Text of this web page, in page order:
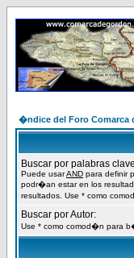
�ndice del Foro Comarca
Buscar por palabras
Puede usarAND para definir
podr�an estar en los
resultados. Use * como
Buscar por Autor:
Use * como comod�n para